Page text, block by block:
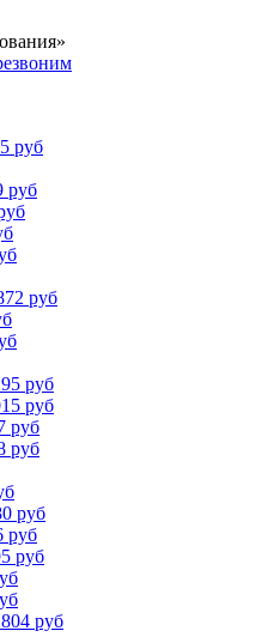
руб
руб
руб
руб
руб
руб
руб
руб
руб
руб
руб